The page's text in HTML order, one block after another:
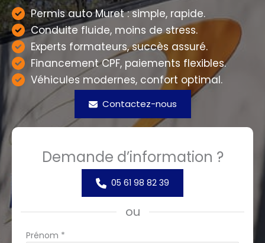
Permis auto Muret : simple, rapide.
Conduite fluide, moins de stress.
Experts formateurs, succès assuré.
Financement CPF, paiements flexibles.
Véhicules modernes, confort optimal.
Contactez-nous
Demande d’information ?
05 61 98 82 39
ou
Formulaire
Prénom *